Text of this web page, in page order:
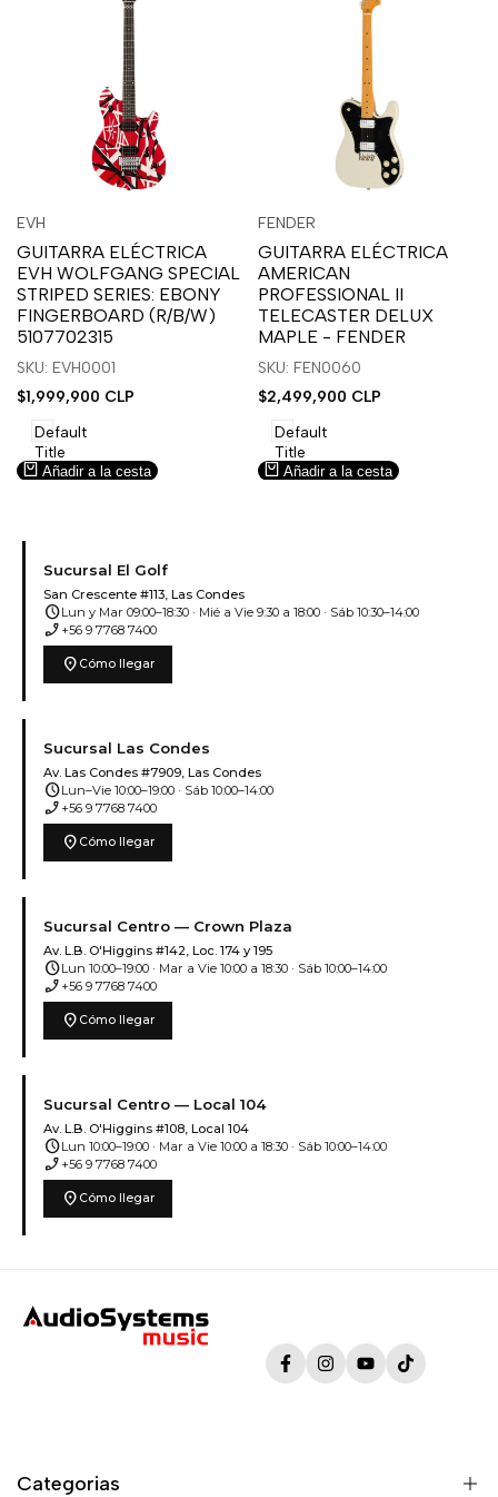
sesión
para
usar
la
lista
deseos.
para
usar
Compare
Proveedor:
EVH
GUITARRA ELÉCTRICA
EVH WOLFGANG SPECIAL
STRIPED SERIES: EBONY
FINGERBOARD (R/B/W)
5107702315
SKU: EVH0001
Precio
venta
$1,999,900 CLP
Default
Title
Añadir a la cesta
sesión
para
usar
la
lista
deseos.
sesión
para
usar
Compare
Vista
Proveedor:
FENDER
GUITARRA ELÉCTRICA
AMERICAN
PROFESSIONAL II
TELECASTER DELUX
MAPLE - FENDER
SKU: FEN0060
Precio
venta
$2,499,900 CLP
Default
Title
Añadir a la cesta
Sucursal El Golf
San Crescente #113, Las Condes
scheduleLun y Mar 09:00–18:30 · Mié a Vie 9:30 a 18:00 · Sáb 10:30–14:00
phone_enabled +56 9 7768 7400
location_on Cómo llegar
Sucursal Las Condes
Av. Las Condes #7909, Las Condes
scheduleLun–Vie 10:00–19:00 · Sáb 10:00–14:00
phone_enabled +56 9 7768 7400
location_on Cómo llegar
Sucursal Centro — Crown Plaza
Av. L.B. O'Higgins #142, Loc. 174 y 195
scheduleLun 10:00–19:00 · Mar a Vie 10:00 a 18:30 · Sáb 10:00–14:00
phone_enabled +56 9 7768 7400
location_on Cómo llegar
Sucursal Centro — Local 104
Av. L.B. O'Higgins #108, Local 104
scheduleLun 10:00–19:00 · Mar a Vie 10:00 a 18:30 · Sáb 10:00–14:00
phone_enabled +56 9 7768 7400
location_on Cómo llegar
FacebookInstagramYouTubeTikTok
Categorias